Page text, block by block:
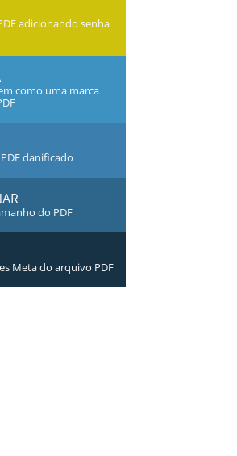
adicionando senha
como uma marca
danificado
do PDF
Meta do arquivo PDF